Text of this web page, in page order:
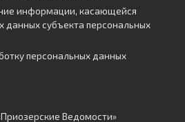
информации, касающейся
данных субъекта персональных
персональных данных
Ведомости»